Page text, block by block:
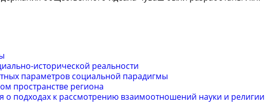
исторической реальности
параметров социальной парадигмы
пространстве региона
о подходах к рассмотрению взаимоотношений науки и религии